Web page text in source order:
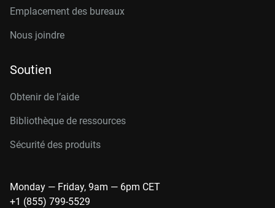
Emplacement des bureaux
Nous joindre
Soutien
Obtenir de l’aide
Bibliothèque de ressources
Sécurité des produits
Monday — Friday, 9am — 6pm CET
+1 (855) 799-5529